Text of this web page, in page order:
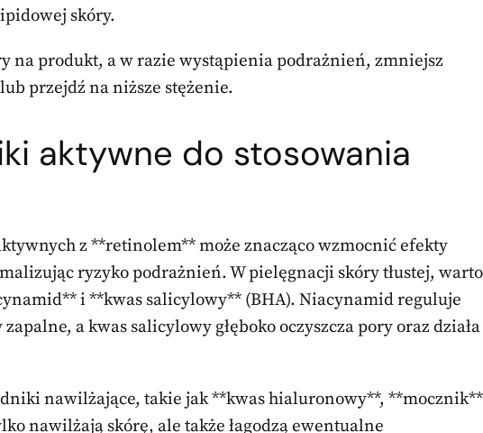
skóry.
na produkt, a w razie wystąpienia podrażnień, zmniejsz
przejdź na niższe stężenie.
aktywne do stosowania
z **retinolem** może znacząco wzmocnić efekty
ryzyko podrażnień. W pielęgnacji skóry tłustej, warto
i **kwas salicylowy** (BHA). Niacynamid reguluje
a kwas salicylowy głęboko oczyszcza pory oraz działa
nawilżające, takie jak **kwas hialuronowy**, **mocznik**
nawilżają skórę, ale także łagodzą ewentualne